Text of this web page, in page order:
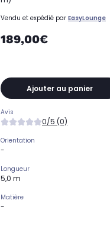
Vendu et expédié par EasyLounge
189,00€
Ajouter au panier
Avis
0/5 (0)
Orientation
-
Longueur
5,0 m
Matière
-